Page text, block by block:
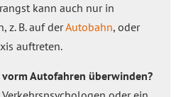
kann auch nur in
z. B. auf derAutobahn, oder
auftreten.
Autofahren überwinden?